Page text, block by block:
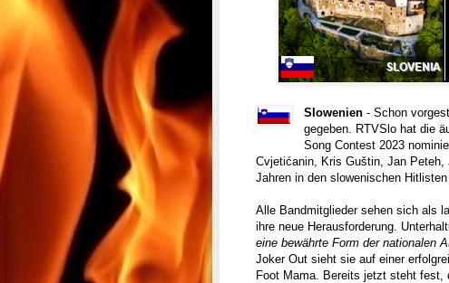
Slowenien- Schon
gegeben. RTVSlo hat die
Song Contest 2023
Cvjetićanin, Kris Guštin, Jan
Jahren in den slowenischen
Alle Bandmitglieder sehen sich als
ihre neue Herausforderung.
eine bewährte Form der nationalen
Joker Out sieht sie auf einer
Foot Mama. Bereits jetzt steht fest,